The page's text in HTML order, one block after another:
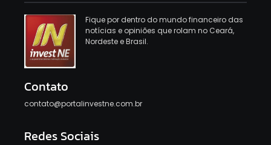
Fique por dentro do mundo financeiro das
notícias e opiniões que rolam no Ceará,
Nordeste e Brasil.
Contato
contato@portalinvestne.com.br
Redes Sociais